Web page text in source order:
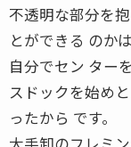
不透明な部分を
とができる のか
自分でセン ター
スドックを始め
ったから です。